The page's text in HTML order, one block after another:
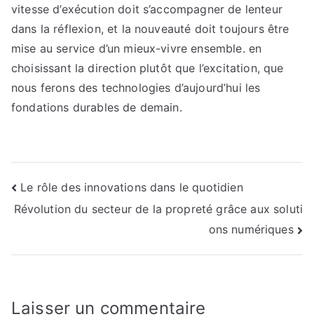
vitesse d’exécution doit s’accompagner de lenteur
dans la réflexion, et la nouveauté doit toujours être
mise au service d’un mieux-vivre ensemble. en
choisissant la direction plutôt que l’excitation, que
nous ferons des technologies d’aujourd’hui les
fondations durables de demain.
Navigation
de
l’article
Le rôle des innovations dans le quotidien
Révolution du secteur de la propreté grâce aux soluti
ons numériques
Laisser un commentaire